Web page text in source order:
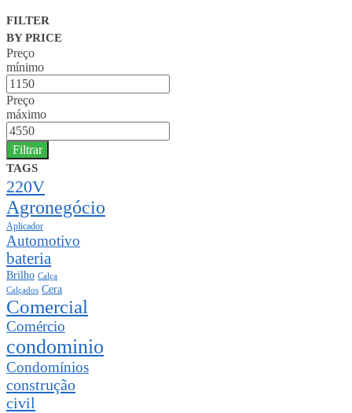
FILTER
BY PRICE
Preço
mínimo
Preço
máximo
Filtrar
TAGS
220V
Agronegócio
Aplicador
Automotivo
bateria
Brilho Calça
Calçados Cera
Comercial
Comércio
condominio
Condomínios
construção
civil